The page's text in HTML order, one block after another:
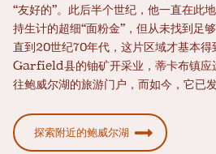
“友好的”。此后半个世纪，他一直在此
持生计的超细“面粉金”，但从未找到足
直到20世纪70年代，这片区域才基本得
Garfield县的铀矿开采业，蒂卡布镇应
往鲍威尔湖的旅游门户，而如今，它已
探索附近的鲍威尔湖